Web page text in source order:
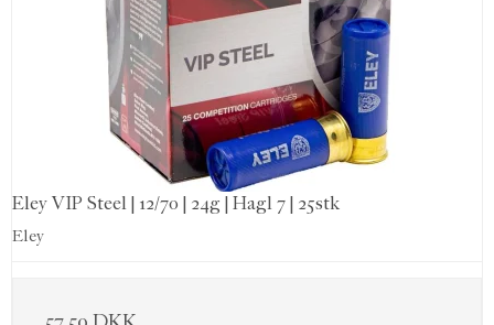
Eley VIP Steel | 12/70 | 24g | Hagl 7 | 25stk
Eley